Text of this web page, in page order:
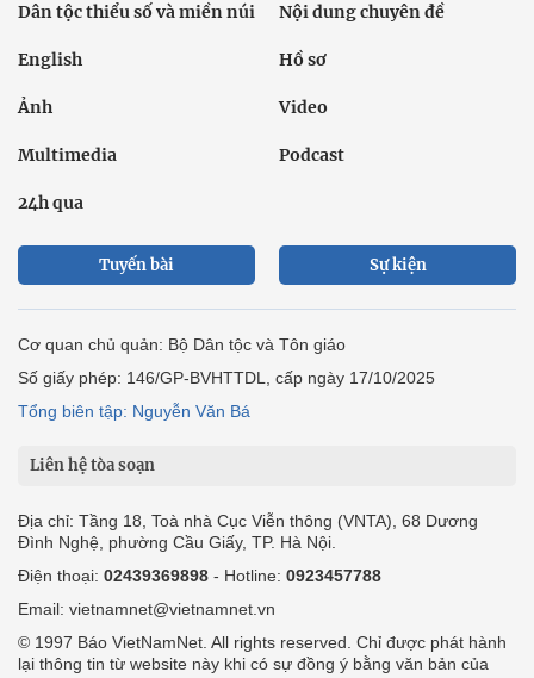
Dân tộc thiểu số và miền núi Nội dung chuyên đề
English Hồ sơ
Ảnh Video
Multimedia Podcast
24h qua
Tuyến bài Sự kiện
Cơ quan chủ quản: Bộ Dân tộc và Tôn giáo
Số giấy phép: 146/GP-BVHTTDL, cấp ngày 17/10/2025
Tổng biên tập: Nguyễn Văn Bá
Liên hệ tòa soạn
Địa chỉ: Tầng 18, Toà nhà Cục Viễn thông (VNTA), 68 Dương
Đình Nghệ, phường Cầu Giấy, TP. Hà Nội.
Điện thoại: 02439369898 - Hotline: 0923457788
Email: vietnamnet@vietnamnet.vn
© 1997 Báo VietNamNet. All rights reserved. Chỉ được phát hành
lại thông tin từ website này khi có sự đồng ý bằng văn bản của